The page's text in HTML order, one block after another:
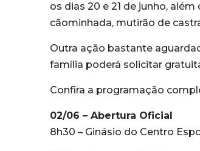
os dias 20 e 21 de junho,
cãominhada, mutirão de
Outra ação bastante
família poderá solicitar
Confira a programação
02/06 – Abertura Oficial
8h30 – Ginásio do Centro